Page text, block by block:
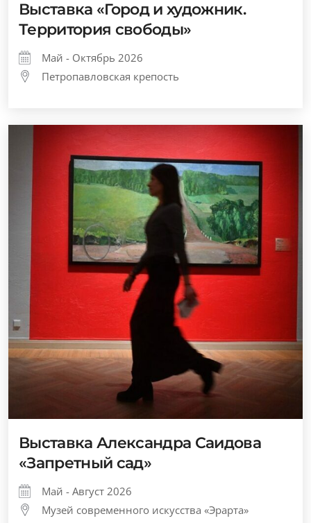
Выставка «Город и художник.
Территория свободы»
Май - Октябрь 2026
Петропавловская крепость
Выставка Александра Саидова
«Запретный сад»
Май - Август 2026
Музей современного искусства «Эрарта»